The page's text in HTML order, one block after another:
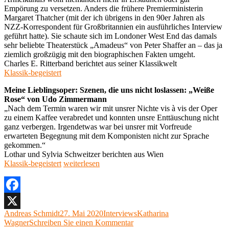
Empörung zu versetzen. Anders die frühere Premierministerin
Margaret Thatcher (mit der ich übrigens in den 90er Jahren als
NZZ-Korrespondent für Großbritannien ein ausführliches Interview
geführt hatte). Sie schaute sich im Londoner West End das damals
sehr beliebte Theaterstück „Amadeus“ von Peter Shaffer an – das ja
ziemlich großzügig mit den biographischen Fakten umgeht.
Charles E. Ritterband berichtet aus seiner Klassikwelt
Klassik-begeistert
Meine Lieblingsoper: Szenen, die uns nicht loslassen: „Weiße
Rose“ von Udo Zimmermann
„Nach dem Termin waren wir mit unsrer Nichte vis à vis der Oper
zu einem Kaffee verabredet und konnten unsre Enttäuschung nicht
ganz verbergen. Irgendetwas war bei unsrer mit Vorfreude
erwarteten Begegnung mit dem Komponisten nicht zur Sprache
gekommen.“
Lothar und Sylvia Schweitzer berichten aus Wien
Klassik-begeistert „Die
MAI
2020“
weiterlesen
Facebook
X
Autor
Andreas SchmidtVeröffentlicht
am
27. Mai 2020Kategorien
InterviewsSchlagwörter
Katharina
WagnerSchreiben Sie einen Kommentarzu